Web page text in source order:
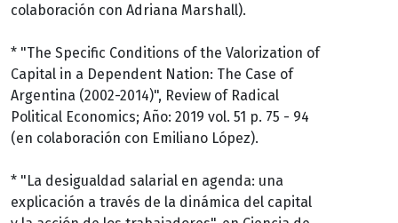
colaboración con Adriana Marshall).
* "The Specific Conditions of the Valorization of
Capital in a Dependent Nation: The Case of
Argentina (2002-2014)", Review of Radical
Political Economics; Año: 2019 vol. 51 p. 75 - 94
(en colaboración con Emiliano López).
* "La desigualdad salarial en agenda: una
explicación a través de la dinámica del capital